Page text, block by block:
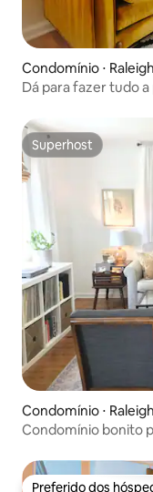
Condomínio ⋅ Raleigh
Dá para fazer tudo
Superhost
Superhost
Condomínio ⋅ Raleigh
Condomínio bonito
Preferido dos